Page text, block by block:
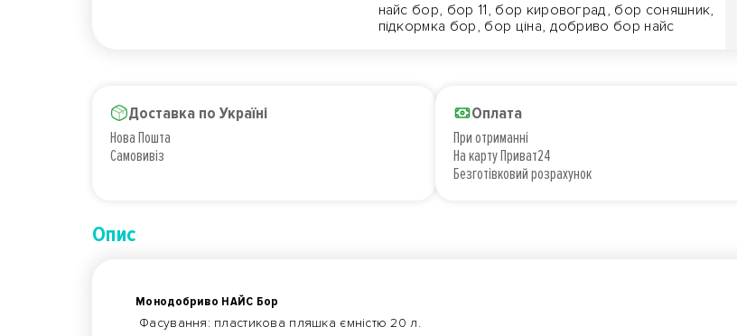
найс бор, бор 11, бор кировоград, бор соняшник,
підкормка бор, бор ціна, добриво бор найс
Доставка по Україні
Нова Пошта
Самовивіз
Оплата
При отриманні
На карту Приват24
Безготівковий розрахунок
Опис
Монодобриво НАЙС Бор
Фасування: пластикова пляшка ємністю 20 л.